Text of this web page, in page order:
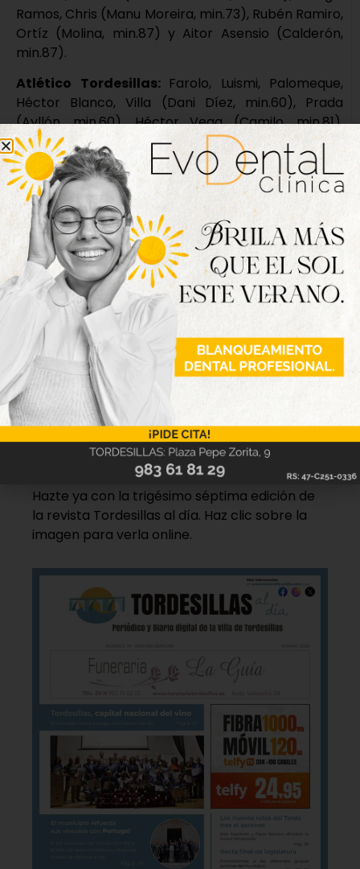
Ramos, Chris (Manu Moreira, min.73), Rubén Ramiro,
Ortíz (Molina, min.87) y Aitor Asensio (Calderón,
min.87).
Atlético Tordesillas: Farolo, Luismi, Palomeque,
Héctor Blanco, Villa (Dani Díez, min.60), Prada
(Ayllón, min.60), Héctor Vega (Camilo, min.81),
David Sanz, Diego Iglesias, Rafa (Abraham, min.73) y
Torres.
Goles: 1-0: Domingo, min.22; 2-0: Aitor Asensio,
min.56; 2-1: Luismi, min.66; 3-1: Calderón, min.89.
Árbitro:Gómez Esteban. Amonestó al local Aitor
Asensio y al visitante David Sanz.
Incidencias: partido correspondiente a la sexta
jornada de la segunda fase en el Grupo VIII de
Tercera División disputado en el Estadio Municipal
Adolfo Suárez ante unos 400 espectadores.
Nueva edición
disponible
Hazte ya con la trigésimo séptima edición de
la revista Tordesillas al día. Haz clic sobre la
imagen para verla online.